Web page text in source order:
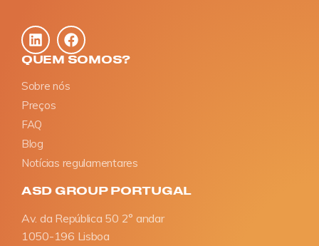
QUEM SOMOS?
Sobre nós
Preços
FAQ
Blog
Notícias regulamentares
ASD GROUP PORTUGAL
Av. da República 50 2° andar
1050-196 Lisboa